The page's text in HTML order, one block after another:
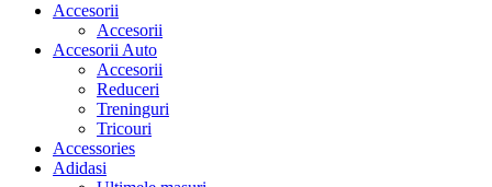
Accesorii
Accesorii
Accesorii Auto
Accesorii
Reduceri
Treninguri
Tricouri
Accessories
Adidasi